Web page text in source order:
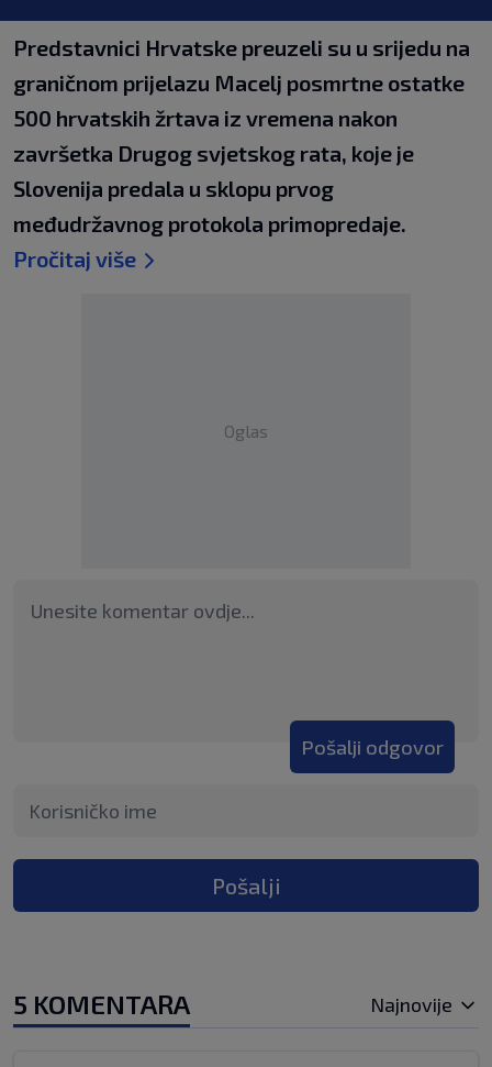
Predstavnici Hrvatske preuzeli su u srijedu na
graničnom prijelazu Macelj posmrtne ostatke
500 hrvatskih žrtava iz vremena nakon
završetka Drugog svjetskog rata, koje je
Slovenija predala u sklopu prvog
međudržavnog protokola primopredaje.
Pročitaj više
Oglas
Pošalji odgovor
Pošalji
5 KOMENTARA Najnovije